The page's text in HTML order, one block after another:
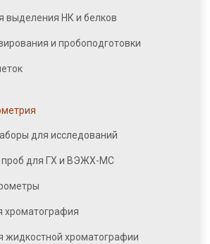
выделения НК и белков
и пробоподготовки
для исследований
проб для ГХ и ВЭЖХ-МС
хроматография
жидкостной хроматографии